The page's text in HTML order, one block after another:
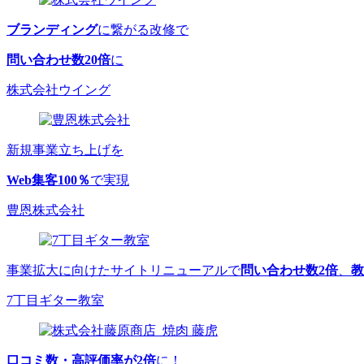
ブランディングに繋がる改修で
問い合わせ数20倍に
株式会社ウイング
新規事業立ち上げを
Web集客100％で実現
豊恩株式会社
事業拡大に向けたサイトリニューアルで問い合わせ数2倍、
7丁目ギター教室
口コミ数・高評価率が2倍に！